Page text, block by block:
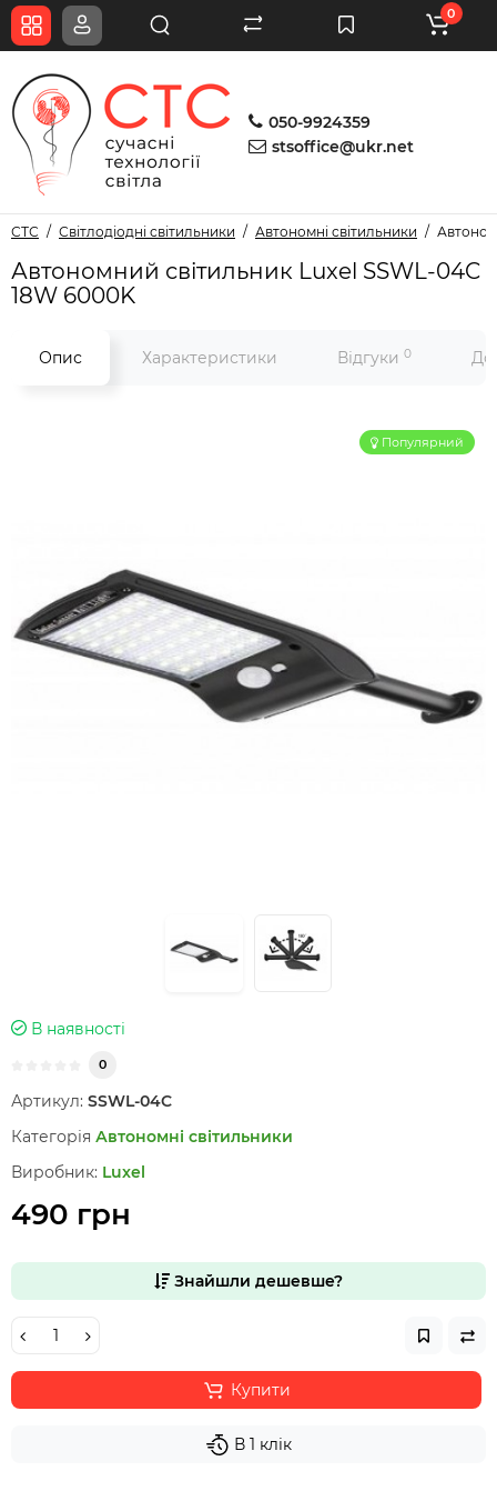
050-9924359
stsoffice@ukr.net
0
СТС Світлодіодні світильники Автономні світильники
Автономний світильник Luxel SSWL-04C
18W 6000K
Опис Характеристики Відгуки 0
Популярний
В наявності
0
Артикул: SSWL-04C
Категорія Автономні світильники
Виробник: Luxel
490 грн
Знайшли дешевше?
Купити
В 1 клік